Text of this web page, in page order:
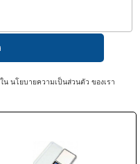
นนโยบายความเป็นส่วนตัว ของเรา